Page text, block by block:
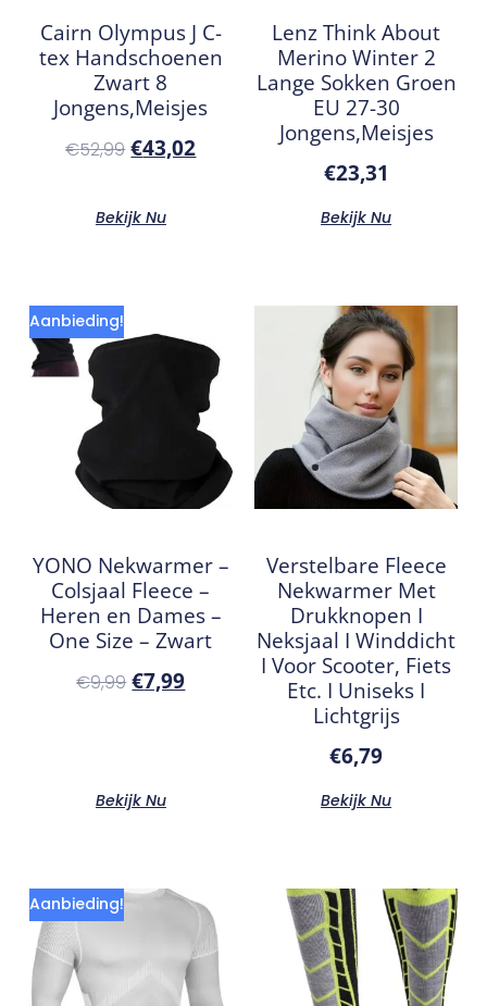
Cairn Olympus J C-
tex Handschoenen
Zwart 8
Jongens,Meisjes
€52,99 €43,02
Bekijk Nu
Lenz Think About
Merino Winter 2
Lange Sokken Groen
EU 27-30
Jongens,Meisjes
€23,31
Bekijk Nu
Aanbieding!
YONO Nekwarmer –
Colsjaal Fleece –
Heren en Dames –
One Size – Zwart
€9,99 €7,99
Bekijk Nu
Verstelbare Fleece
Nekwarmer Met
Drukknopen I
Neksjaal I Winddicht
I Voor Scooter, Fiets
Etc. I Uniseks I
Lichtgrijs
€6,79
Bekijk Nu
Aanbieding!